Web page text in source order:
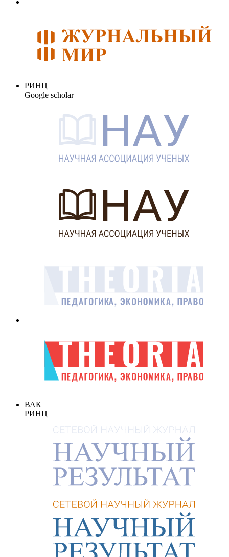
РИНЦ
Google scholar
ВАК
РИНЦ